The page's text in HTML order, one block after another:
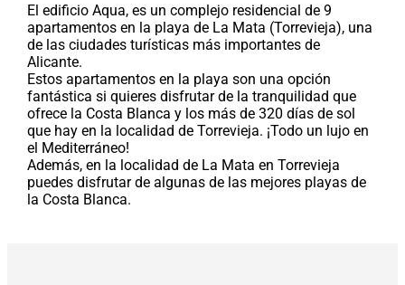
Además, en la localidad de La Mata en Torrevieja
puedes disfrutar de algunas de las mejores playas de
la Costa Blanca.
Estos apartamentos en la playa son una opción
fantástica si quieres disfrutar de la tranquilidad que
ofrece la Costa Blanca y los más de 320 días de sol
que hay en la localidad de Torrevieja. ¡Todo un lujo en
el Mediterráneo!
El edificio Aqua, es un complejo residencial de 9
apartamentos en la playa de La Mata (Torrevieja), una
de las ciudades turísticas más importantes de
Alicante.